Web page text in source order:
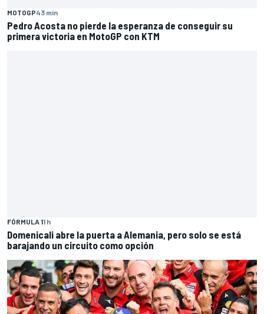
MOTOGP43 min
Pedro Acosta no pierde la esperanza de conseguir su
primera victoria en MotoGP con KTM
FÓRMULA 11 h
Domenicali abre la puerta a Alemania, pero solo se está
barajando un circuito como opción